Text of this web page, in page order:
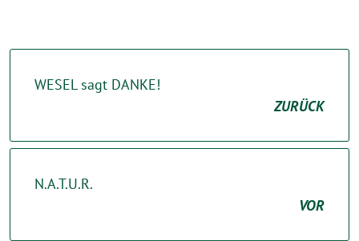
WESEL sagt DANKE!
ZURÜCK
N.A.T.U.R.
VOR